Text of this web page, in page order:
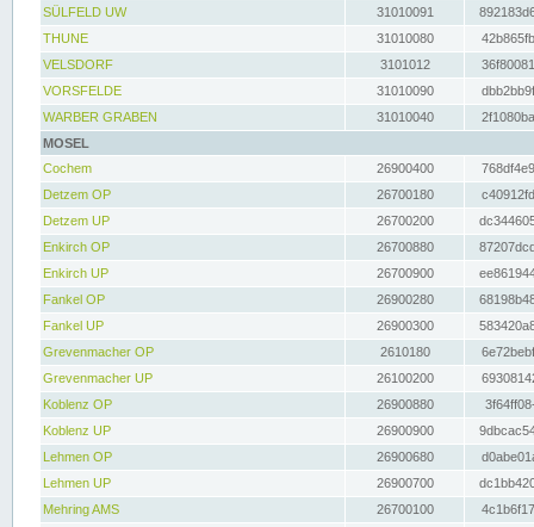
SÜLFELD UW
31010091
THUNE
31010080
VELSDORF
3101012
VORSFELDE
31010090
WARBER GRABEN
31010040
MOSEL
Cochem
26900400
Detzem OP
26700180
Detzem UP
26700200
Enkirch OP
26700880
Enkirch UP
26700900
Fankel OP
26900280
Fankel UP
26900300
Grevenmacher OP
2610180
Grevenmacher UP
26100200
Koblenz OP
26900880
Koblenz UP
26900900
Lehmen OP
26900680
Lehmen UP
26900700
Mehring AMS
26700100